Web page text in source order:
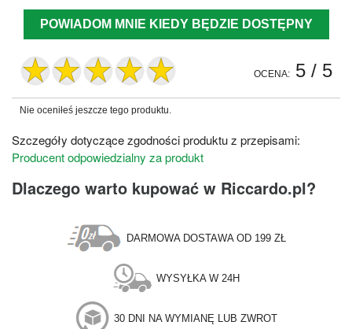
POWIADOM MNIE KIEDY BĘDZIE DOSTĘPNY
OCENA: 5 / 5
Nie oceniłeś jeszcze tego produktu.
Szczegóły dotyczące zgodności produktu z przepisami:
Producent odpowiedzialny za produkt
Dlaczego warto kupować w Riccardo.pl?
DARMOWA DOSTAWA OD 199 ZŁ
WYSYŁKA W 24H
30 DNI NA WYMIANĘ LUB ZWROT